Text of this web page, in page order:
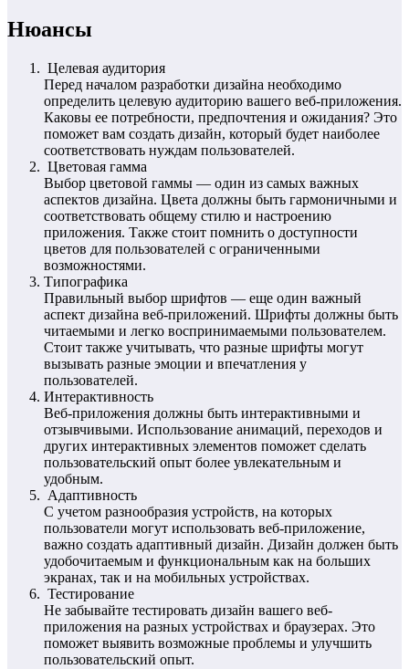
Нюансы
Целевая аудитория
Перед началом разработки дизайна необходимо
определить целевую аудиторию вашего веб-приложения.
Каковы ее потребности, предпочтения и ожидания? Это
поможет вам создать дизайн, который будет наиболее
соответствовать нуждам пользователей.
Цветовая гамма
Выбор цветовой гаммы — один из самых важных
аспектов дизайна. Цвета должны быть гармоничными и
соответствовать общему стилю и настроению
приложения. Также стоит помнить о доступности
цветов для пользователей с ограниченными
возможностями.
Типографика
Правильный выбор шрифтов — еще один важный
аспект дизайна веб-приложений. Шрифты должны быть
читаемыми и легко воспринимаемыми пользователем.
Стоит также учитывать, что разные шрифты могут
вызывать разные эмоции и впечатления у
пользователей.
Интерактивность
Веб-приложения должны быть интерактивными и
отзывчивыми. Использование анимаций, переходов и
других интерактивных элементов поможет сделать
пользовательский опыт более увлекательным и
удобным.
Адаптивность
С учетом разнообразия устройств, на которых
пользователи могут использовать веб-приложение,
важно создать адаптивный дизайн. Дизайн должен быть
удобочитаемым и функциональным как на больших
экранах, так и на мобильных устройствах.
Тестирование
Не забывайте тестировать дизайн вашего веб-
приложения на разных устройствах и браузерах. Это
поможет выявить возможные проблемы и улучшить
пользовательский опыт.